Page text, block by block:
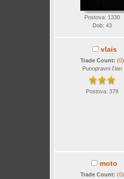
Postova: 1330
Dob: 43
vlais
Trade Count: (0)
Punopravni član
Postova: 378
moto
Trade Count: (0)